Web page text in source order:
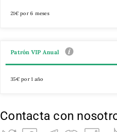
21€ por 6 meses
Patrón VIP Anual
35€ por 1 año
Contacta con